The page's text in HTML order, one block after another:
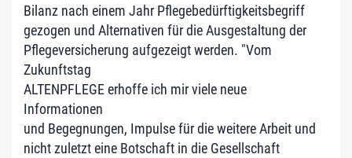
Bilanz nach einem Jahr Pflegebedürftigkeitsbegriff
gezogen und Alternativen für die Ausgestaltung der
Pflegeversicherung aufgezeigt werden. "Vom
Zukunftstag
ALTENPFLEGE erhoffe ich mir viele neue
Informationen
und Begegnungen, Impulse für die weitere Arbeit und
nicht zuletzt eine Botschaft in die Gesellschaft